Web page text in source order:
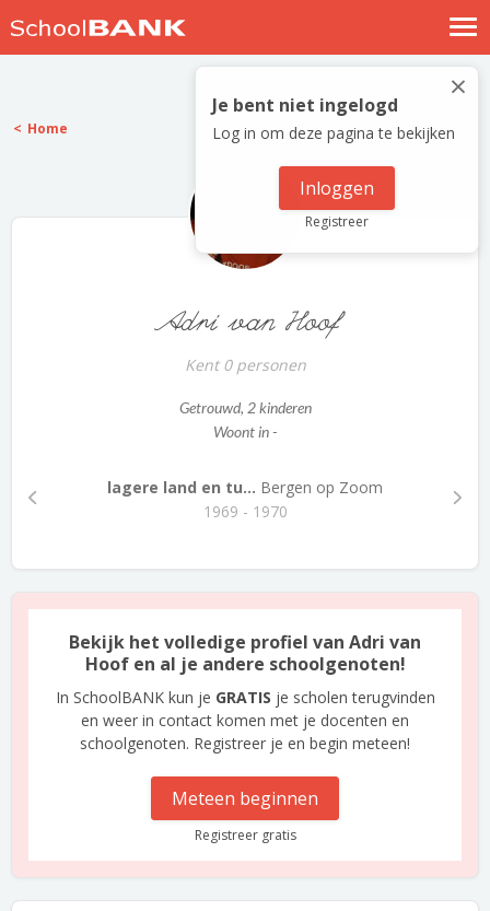
Nostalgische verhalen
Log in
Meld je gratis aan
×
Je bent niet ingelogd
Log in om deze pagina te bekijken
Inloggen
Registreer
Home
Adri van Hoof
Kent 0 personen
Getrouwd, 2 kinderen
Woont in -
lagere land en tu... Bergen op Zoom
1969 - 1970
Bekijk het volledige profiel van Adri van
Hoof en al je andere schoolgenoten!
In SchoolBANK kun je GRATIS je scholen terugvinden
en weer in contact komen met je docenten en
schoolgenoten. Registreer je en begin meteen!
Meteen beginnen
Registreer gratis